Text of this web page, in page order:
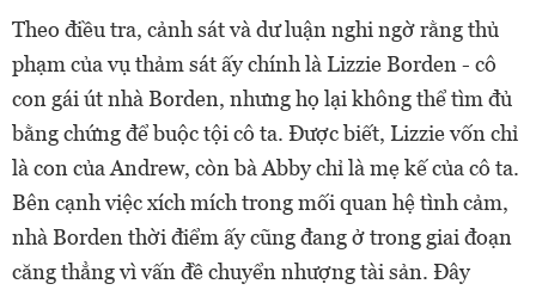
Theo điều tra, cảnh sát và dư luận nghi ngờ rằng thủ
phạm của vụ thảm sát ấy chính là Lizzie Borden - cô
con gái út nhà Borden, nhưng họ lại không thể tìm đủ
bằng chứng để buộc tội cô ta. Được biết, Lizzie vốn chỉ
là con của Andrew, còn bà Abby chỉ là mẹ kế của cô ta.
Bên cạnh việc xích mích trong mối quan hệ tình cảm,
nhà Borden thời điểm ấy cũng đang ở trong giai đoạn
căng thẳng vì vấn đề chuyển nhượng tài sản. Đây